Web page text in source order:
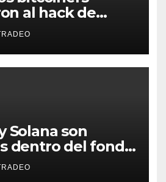
al hack de
analista
clave
Solana son
dentro del fondo